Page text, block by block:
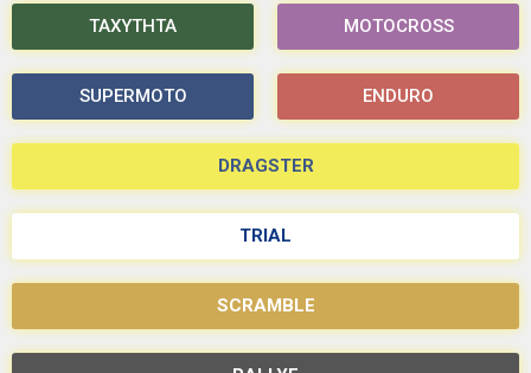
ΤΑΧΥΤΗΤΑ MOTOCROSS
SUPERMOTO ENDURO
DRAGSTER
TRIAL
SCRAMBLE